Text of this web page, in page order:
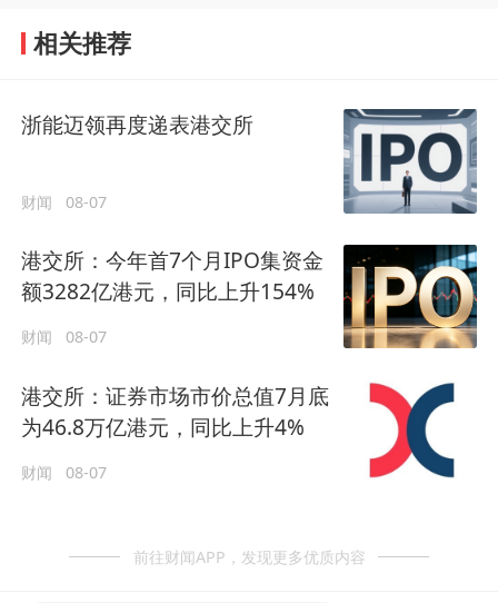
相关推荐
浙能迈领再度递表港交所
财闻 08-07
港交所：今年首7个月IPO集资金
额3282亿港元，同比上升154%
财闻 08-07
港交所：证券市场市价总值7月底
为46.8万亿港元，同比上升4%
财闻 08-07
前往财闻APP，发现更多优质内容